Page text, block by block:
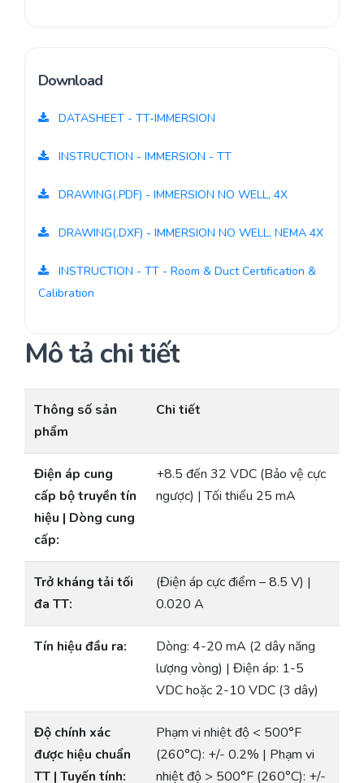
Download
DATASHEET - TT-IMMERSION
INSTRUCTION - IMMERSION - TT
DRAWING(.PDF) - IMMERSION NO WELL, 4X
DRAWING(.DXF) - IMMERSION NO WELL, NEMA 4X
INSTRUCTION - TT - Room & Duct Certification &
Calibration
Mô tả chi tiết
Thông số sản
phẩm
Chi tiết
Điện áp cung
cấp bộ truyền tín
hiệu | Dòng cung
cấp:
+8.5 đến 32 VDC (Bảo vệ cực
ngược) | Tối thiểu 25 mA
Trở kháng tải tối
đa TT:
(Điện áp cực điểm – 8.5 V) |
0.020 A
Tín hiệu đầu ra:
Dòng: 4-20 mA (2 dây năng
lượng vòng) | Điện áp: 1-5
VDC hoặc 2-10 VDC (3 dây)
Độ chính xác
được hiệu chuẩn
TT | Tuyến tính:
Phạm vi nhiệt độ < 500°F
(260°C): +/- 0.2% | Phạm vi
nhiệt độ > 500°F (260°C): +/-